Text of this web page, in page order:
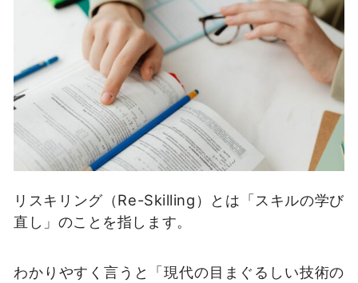
リスキリング（Re-Skilling）とは「スキルの学び
直し」のことを指します。
わかりやすく言うと「現代の目まぐるしい技術の